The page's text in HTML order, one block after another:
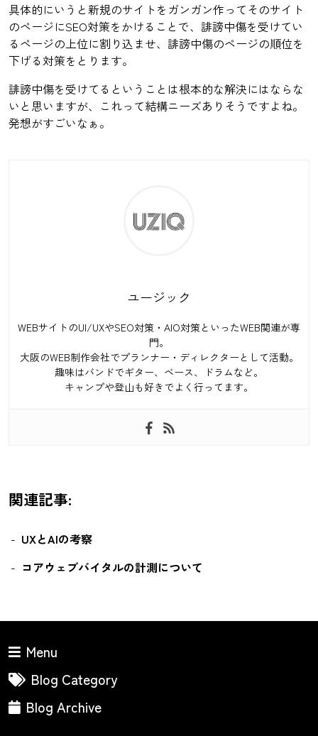
具体的にいうと新規のサイトをガンガン作ってそのサイト
のページにSEO対策をかけることで、誹謗中傷を受けてい
るページの上位に割り込ませ、誹謗中傷のページの順位を
下げる対策をとります。
誹謗中傷を受けてるということは根本的な解決にはならな
いと思いますが、これって結構ニーズありそうですよね。
発想がすごいなぁ。
ユージック
WEBサイトのUI/UXやSEO対策・AIO対策といったWEB関連が専
門。
大阪のWEB制作会社でプランナー・ディレクターとして活動。
趣味はバンドでギター、ベース、ドラムなど。
キャンプや登山も好きでよく行ってます。
関連記事:
UXとAIの考察
コアウェブバイタルの計測について
Menu
Blog Category
Blog Archive